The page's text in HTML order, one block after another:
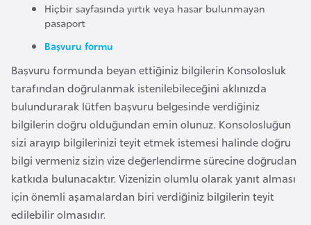
Hiçbir sayfasında yırtık veya hasar bulunmayan
pasaport
Başvuru formu
Başvuru formunda beyan ettiğiniz bilgilerin Konsolosluk
tarafından doğrulanmak istenilebileceğini aklınızda
bulundurarak lütfen başvuru belgesinde verdiğiniz
bilgilerin doğru olduğundan emin olunuz. Konsolosluğun
sizi arayıp bilgilerinizi teyit etmek istemesi halinde doğru
bilgi vermeniz sizin vize değerlendirme sürecine doğrudan
katkıda bulunacaktır. Vizenizin olumlu olarak yanıt alması
için önemli aşamalardan biri verdiğiniz bilgilerin teyit
edilebilir olmasıdır.
Ç
a
d
Ç
e
k